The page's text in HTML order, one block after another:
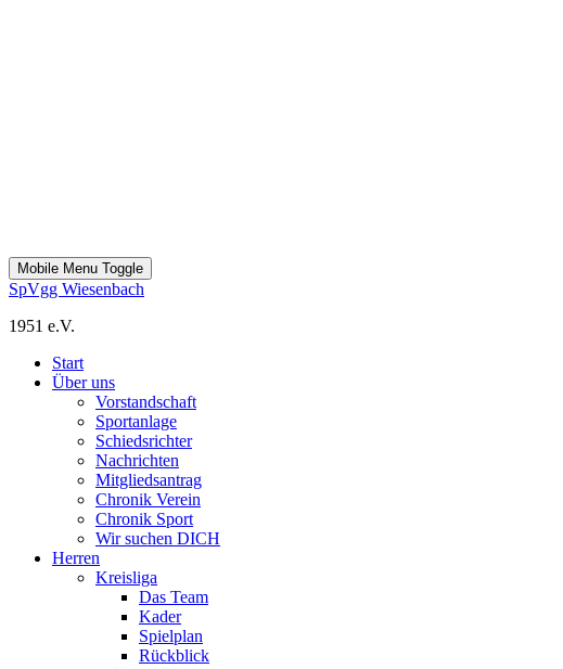
Mobile Menu Toggle
SpVgg Wiesenbach
1951 e.V.
Start
Über uns
Vorstandschaft
Sportanlage
Schiedsrichter
Nachrichten
Mitgliedsantrag
Chronik Verein
Chronik Sport
Wir suchen DICH
Herren
Kreisliga
Das Team
Kader
Spielplan
Rückblick